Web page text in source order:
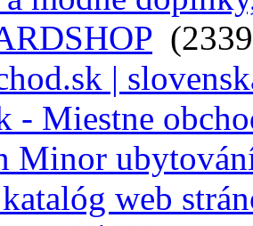
|
- Miestne
Minor
web